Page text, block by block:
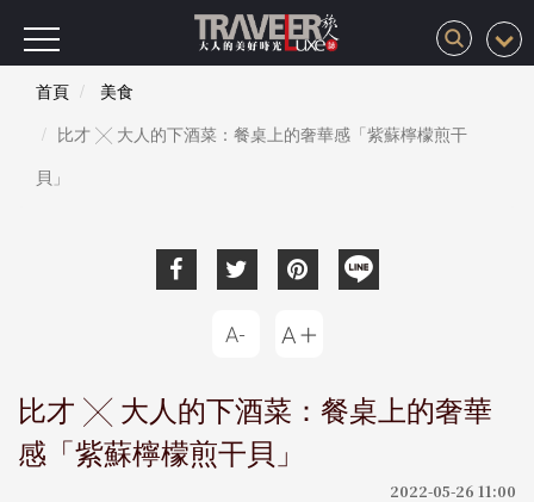
首頁
美食
比才 ╳ 大人的下酒菜：餐桌上的奢華感「紫蘇檸檬煎干
貝」
比才 ╳ 大人的下酒菜：餐桌上的奢華
感「紫蘇檸檬煎干貝」
2022-05-26 11:00